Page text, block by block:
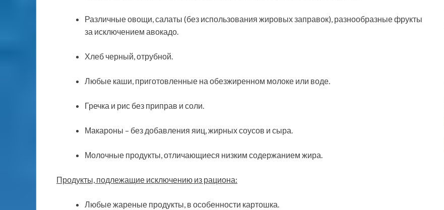
Различные овощи, салаты (без использования жировых заправок), разнообразные фрукты
за исключением авокадо.
Хлеб черный, отрубной.
Любые каши, приготовленные на обезжиренном молоке или воде.
Гречка и рис без приправ и соли.
Макароны – без добавления яиц, жирных соусов и сыра.
Молочные продукты, отличающиеся низким содержанием жира.
Продукты, подлежащие исключению из рациона:
Любые жареные продукты, в особенности картошка.